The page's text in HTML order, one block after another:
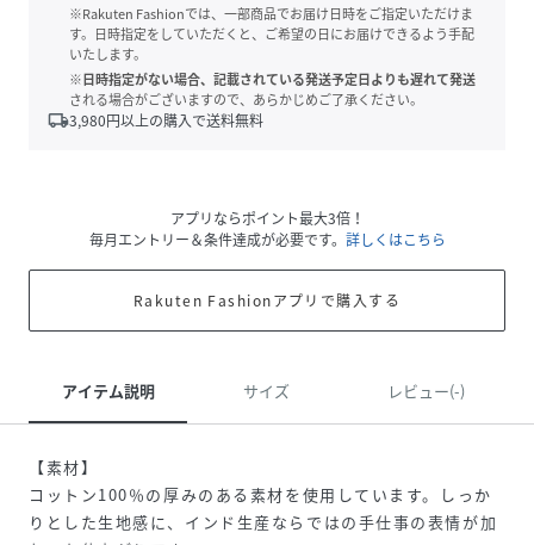
※Rakuten Fashionでは、一部商品でお届け日時をご指定いただけま
す。日時指定をしていただくと、ご希望の日にお届けできるよう手配
いたします。
※日時指定がない場合、記載されている発送予定日よりも遅れて発送
される場合がございますので、あらかじめご了承ください。
local_shipping3,980円以上の購入で送料無料
アプリならポイント最大3倍！
毎月エントリー＆条件達成が必要です。 詳しくはこちら
Rakuten Fashionアプリで購入する
アイテム説明 サイズ レビュー(-)
【素材】
コットン100％の厚みのある素材を使用しています。しっか
りとした生地感に、インド生産ならではの手仕事の表情が加